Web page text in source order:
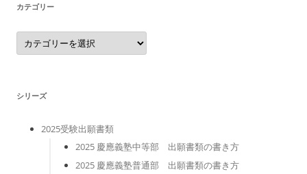
カテゴリー
カ
テ
ゴ
シリーズ
2025受験出願書類
2025 慶應義塾中等部 出願書類の書き方
2025 慶應義塾普通部 出願書類の書き方